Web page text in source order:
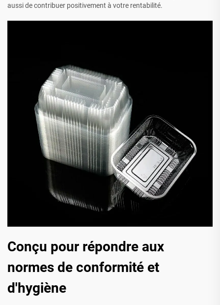
aussi de contribuer positivement à votre rentabilité.
Conçu pour répondre aux
normes de conformité et
d'hygiène